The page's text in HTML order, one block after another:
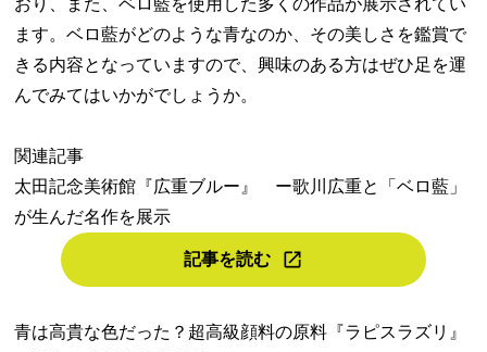
ます。ベロ藍がどのような青なのか、その美しさを鑑賞で
きる内容となっていますので、興味のある方はぜひ足を運
んでみてはいかがでしょうか。
関連記事
太田記念美術館『広重ブルー』 ー歌川広重と「ベロ藍」
が生んだ名作を展示
記事を読む
青は高貴な色だった？超高級顔料の原料『ラピスラズリ』